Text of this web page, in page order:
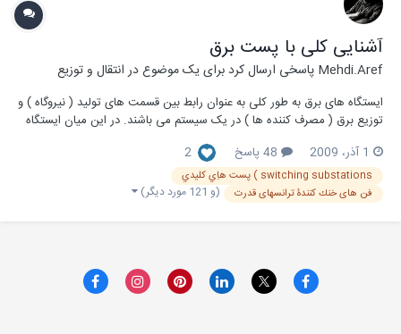
آشنایی کلی با پست برق
Mehdi.Arefپاسخی ارسال کرد برای یک موضوع درانتقال و توزیع
ایستگاه های برق به طور کلی به عنوان رابط بین قسمت های تولید ( نیروگاه ) و
توزیع برق ( مصرف کننده ها ) در یک سیستم می باشند. در این میان ایستگاه
می باشند. مقاله زیر به صورت PDF در مورد آشنایی کلی با پست ها می باشد
که...
1 آذر، 2009 48 پاسخ 2
switching substations ) پست هاِي کليدي
فن های خنك كنندۀ ترانسهای قدرت
(و 121 مورد دیگر)